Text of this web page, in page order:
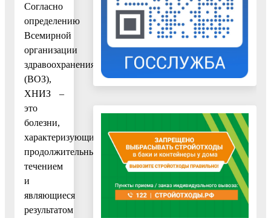
Согласно
определению
Всемирной
организации
здравоохранения
(ВОЗ),
ХНИЗ –
это
болезни,
характеризующиеся
продолжительным
течением
и
являющиеся
результатом